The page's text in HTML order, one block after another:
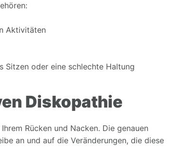
Aktivitäten
Sitzen oder eine schlechte Haltung
Diskopathie
Rücken und Nacken. Die genauen
an und auf die Veränderungen, die diese